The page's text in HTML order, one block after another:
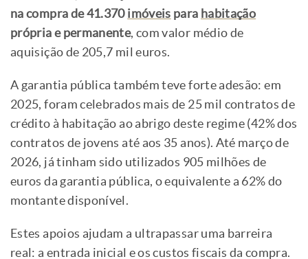
na compra de 41.370 imóveis para habitação
própria e permanente, com valor médio de
aquisição de 205,7 mil euros.
A garantia pública também teve forte adesão: em
2025, foram celebrados mais de 25 mil contratos de
crédito à habitação ao abrigo deste regime (42% dos
contratos de jovens até aos 35 anos). Até março de
2026, já tinham sido utilizados 905 milhões de
euros da garantia pública, o equivalente a 62% do
montante disponível.
Estes apoios ajudam a ultrapassar uma barreira
real: a entrada inicial e os custos fiscais da compra.